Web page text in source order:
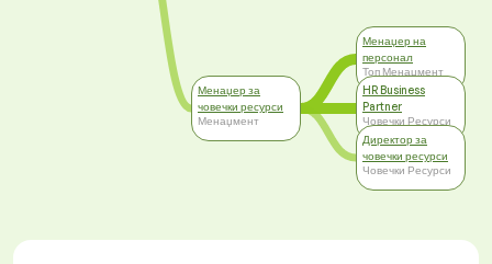
Менаџер за
човечки ресурси
Менаџмент
Менаџер на
персонал
Топ Менаџмент
HR Business
Partner
Човечки Ресурси
Директор за
човечки ресурси
Човечки Ресурси